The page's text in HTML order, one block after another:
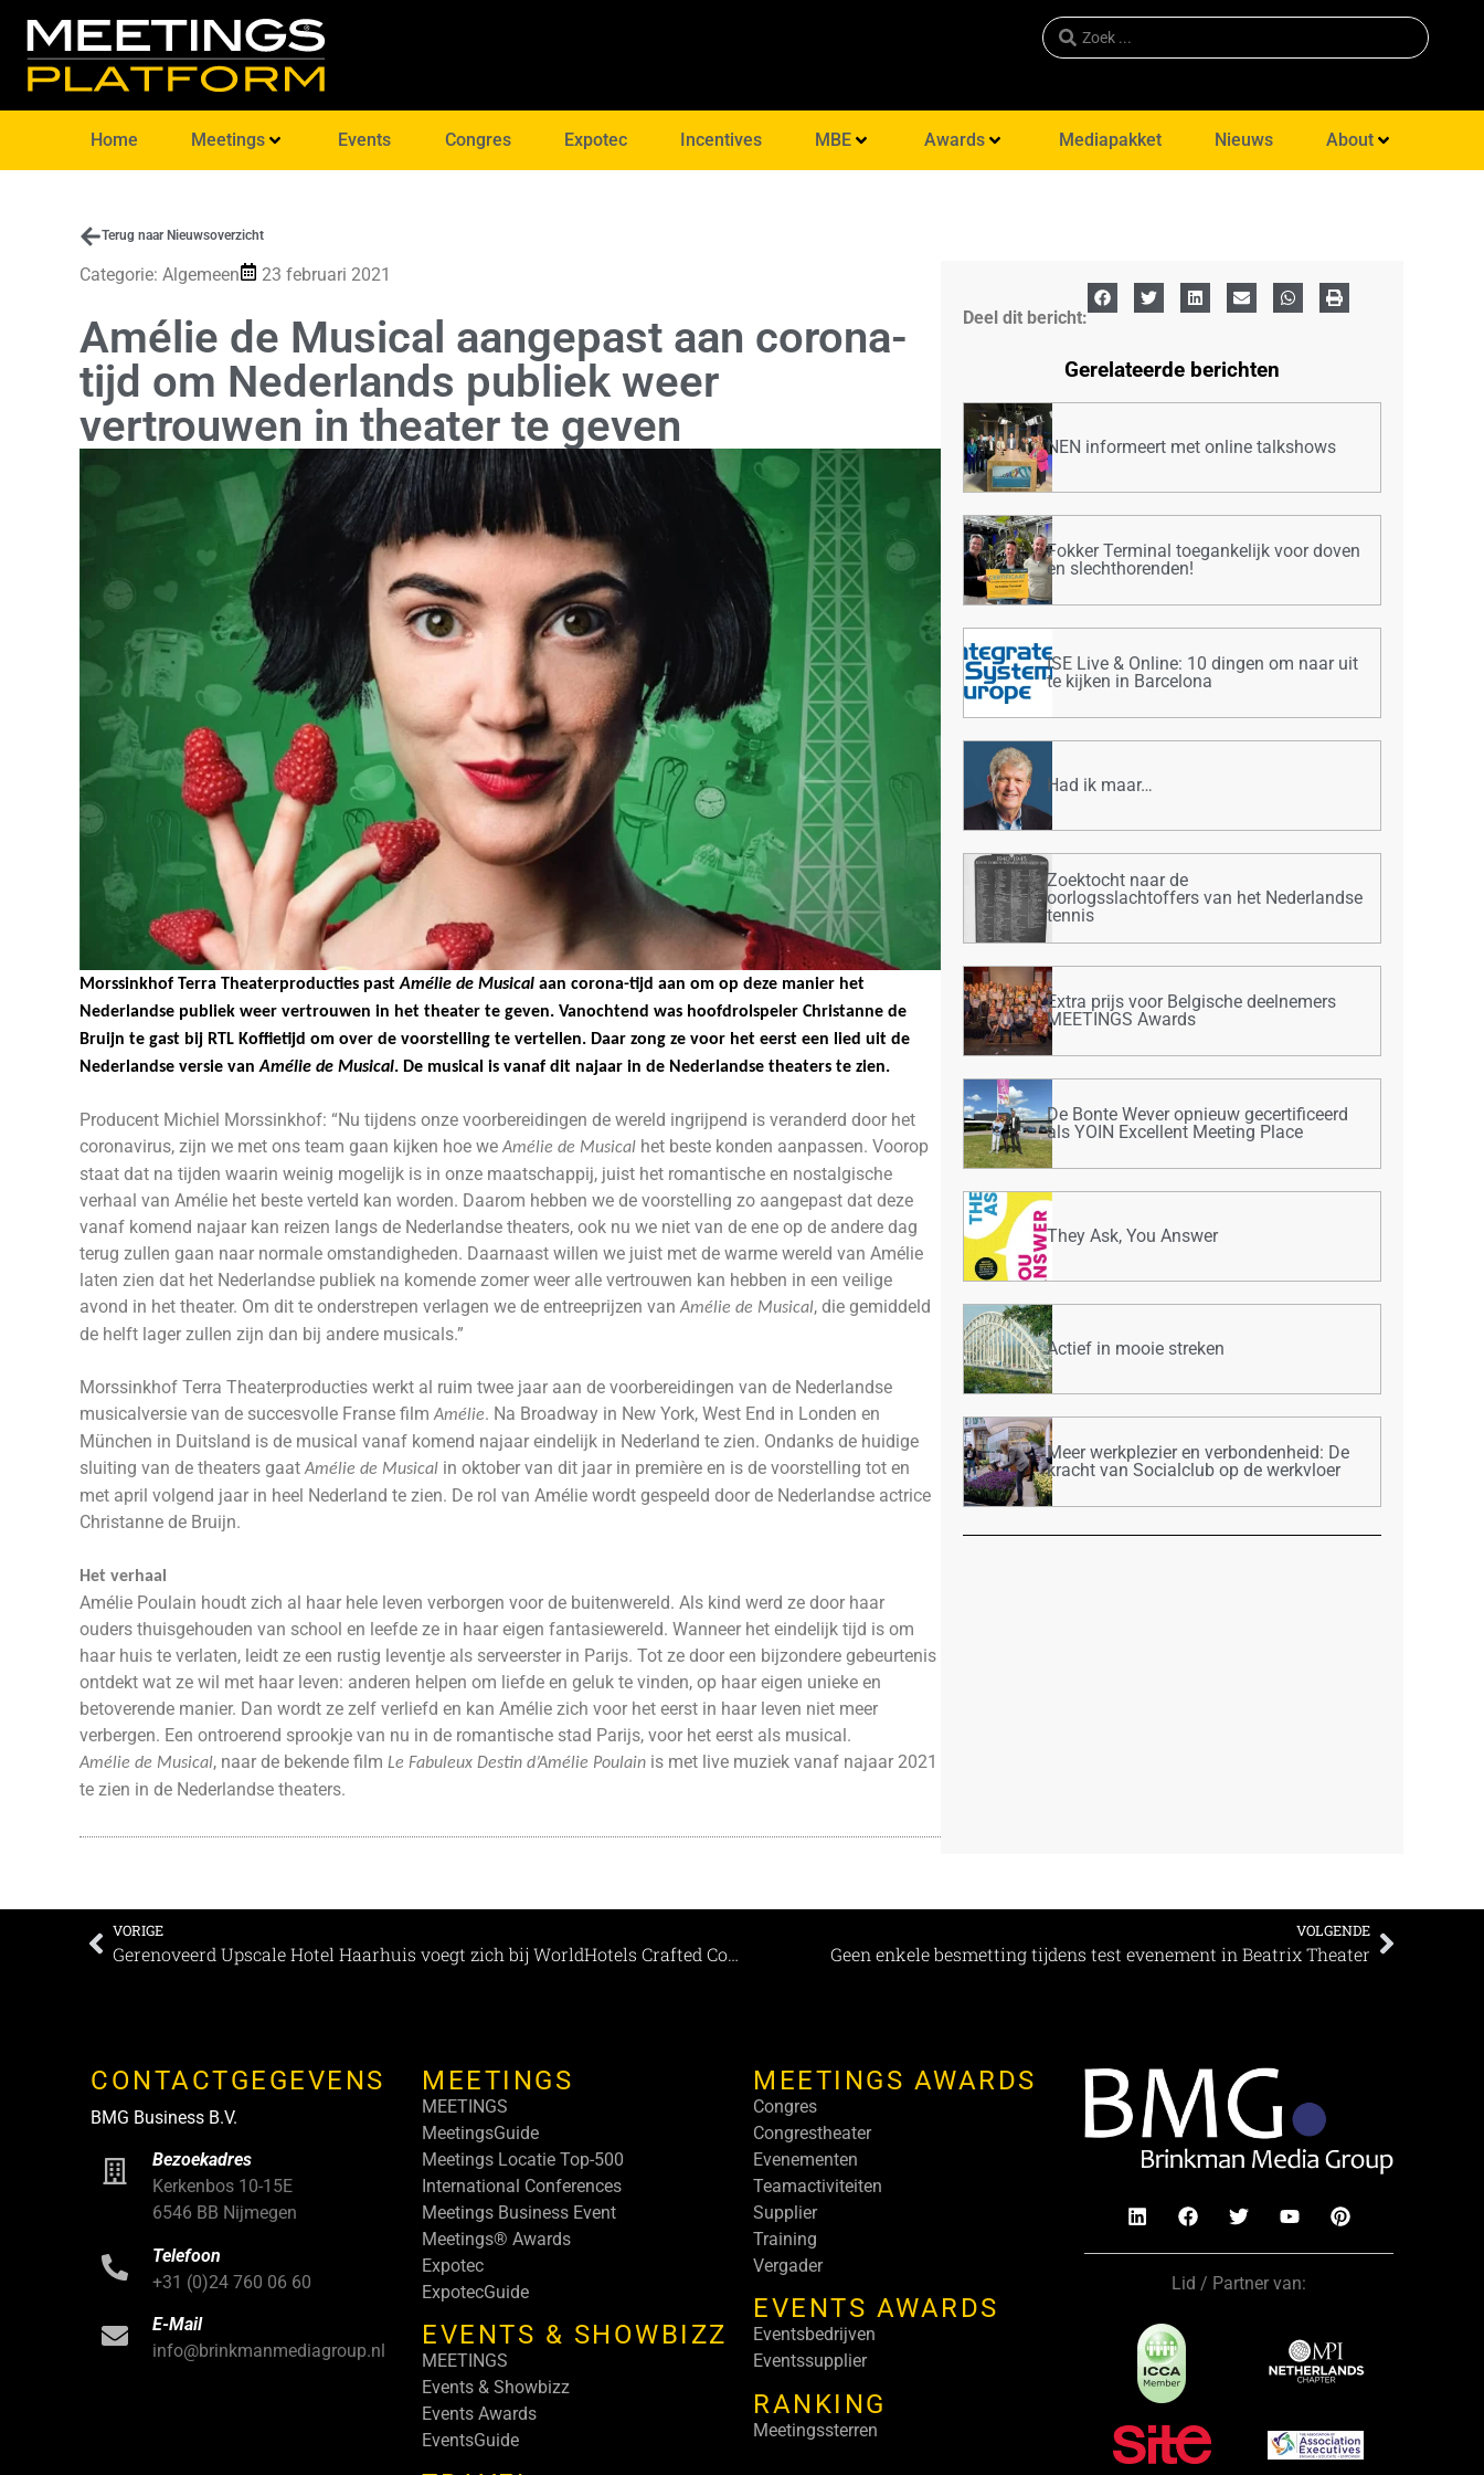
Home Meetings Events Congres Expotec Incentives MBE Awards Mediapakket Nieuws About
Terug naar Nieuwsoverzicht
Categorie: Algemeen 23 februari 2021
Amélie de Musical aangepast aan corona-
tijd om Nederlands publiek weer
vertrouwen in theater te geven
Morssinkhof Terra Theaterproducties pastAmélie de Musical aan corona-tijd aan om op deze manier het
Nederlandse publiek weer vertrouwen in het theater te geven. Vanochtend was hoofdrolspeler Christanne de
Bruijn te gast bij RTL Koffietijd om over de voorstelling te vertellen. Daar zong ze voor het eerst een lied uit de
Nederlandse versie vanAmélie de Musical. De musical is vanaf dit najaar in de Nederlandse theaters te zien.
Producent Michiel Morssinkhof: “Nu tijdens onze voorbereidingen de wereld ingrijpend is veranderd door het
coronavirus, zijn we met ons team gaan kijken hoe weAmélie de Musical het beste konden aanpassen. Voorop
staat dat na tijden waarin weinig mogelijk is in onze maatschappij, juist het romantische en nostalgische
verhaal van Amélie het beste verteld kan worden. Daarom hebben we de voorstelling zo aangepast dat deze
vanaf komend najaar kan reizen langs de Nederlandse theaters, ook nu we niet van de ene op de andere dag
terug zullen gaan naar normale omstandigheden. Daarnaast willen we juist met de warme wereld van Amélie
laten zien dat het Nederlandse publiek na komende zomer weer alle vertrouwen kan hebben in een veilige
avond in het theater. Om dit te onderstrepen verlagen we de entreeprijzen vanAmélie de Musical, die gemiddeld
de helft lager zullen zijn dan bij andere musicals.”
Morssinkhof Terra Theaterproducties werkt al ruim twee jaar aan de voorbereidingen van de Nederlandse
musicalversie van de succesvolle Franse filmAmélie. Na Broadway in New York, West End in Londen en
München in Duitsland is de musical vanaf komend najaar eindelijk in Nederland te zien. Ondanks de huidige
sluiting van de theaters gaatAmélie de Musical in oktober van dit jaar in première en is de voorstelling tot en
met april volgend jaar in heel Nederland te zien. De rol van Amélie wordt gespeeld door de Nederlandse actrice
Christanne de Bruijn.
Het verhaal
Amélie Poulain houdt zich al haar hele leven verborgen voor de buitenwereld. Als kind werd ze door haar
ouders thuisgehouden van school en leefde ze in haar eigen fantasiewereld. Wanneer het eindelijk tijd is om
haar huis te verlaten, leidt ze een rustig leventje als serveerster in Parijs. Tot ze door een bijzondere gebeurtenis
ontdekt wat ze wil met haar leven: anderen helpen om liefde en geluk te vinden, op haar eigen unieke en
betoverende manier. Dan wordt ze zelf verliefd en kan Amélie zich voor het eerst in haar leven niet meer
verbergen. Een ontroerend sprookje van nu in de romantische stad Parijs, voor het eerst als musical.
Amélie de Musical, naar de bekende film Le Fabuleux Destin d’Amélie Poulain is met live muziek vanaf najaar 2021
te zien in de Nederlandse theaters.
Deel dit bericht:
Gerelateerde berichten
NEN informeert met online talkshows
Fokker Terminal toegankelijk voor doven
en slechthorenden!
ISE Live & Online: 10 dingen om naar uit
te kijken in Barcelona
Had ik maar…
Zoektocht naar de
oorlogsslachtoffers van het Nederlandse
tennis
Extra prijs voor Belgische deelnemers
MEETINGS Awards
De Bonte Wever opnieuw gecertificeerd
als YOIN Excellent Meeting Place
They Ask, You Answer
Actief in mooie streken
Meer werkplezier en verbondenheid: De
kracht van Socialclub op de werkvloer
VORIGE
Gerenoveerd Upscale Hotel Haarhuis voegt zich bij WorldHotels Crafted Collection
VOLGENDE
Geen enkele besmetting tijdens test evenement in Beatrix Theater
CONTACTGEGEVENS
BMG Business B.V.
Bezoekadres
Kerkenbos 10-15E
6546 BB Nijmegen
Telefoon
+31 (0)24 760 06 60
E-Mail
info@brinkmanmediagroup.nl
MEETINGS
MEETINGS
MeetingsGuide
Meetings Locatie Top-500
International Conferences
Meetings Business Event
Meetings® Awards
Expotec
ExpotecGuide
EVENTS & SHOWBIZZ
MEETINGS
Events & Showbizz
Events Awards
EventsGuide
MEETINGS AWARDS
Congres
Congrestheater
Evenementen
Teamactiviteiten
Supplier
Training
Vergader
EVENTS AWARDS
Eventsbedrijven
Eventssupplier
RANKING
Meetingssterren
Lid / Partner van: